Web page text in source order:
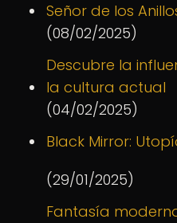
Señor de los
(08/02/2025)
Descubre la
la cultura actual
(04/02/2025)
Black Mirror:
(29/01/2025)
Fantasía